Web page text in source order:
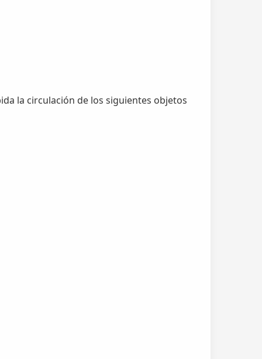
la circulación de los siguientes objetos